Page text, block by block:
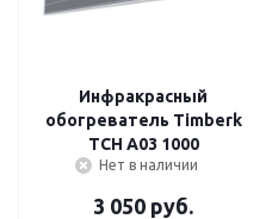
Инфракрасный
обогреватель Timberk
TCH A03 1000
Нет в наличии
3 050 руб.